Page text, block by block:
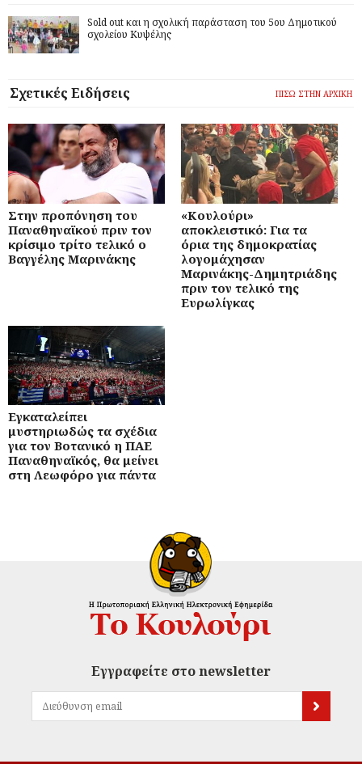
Sold out και η σχολική παράσταση του 5ου Δημοτικού
σχολείου Κυψέλης
Σχετικές Ειδήσεις ΠΙΣΩ ΣΤΗΝ ΑΡΧΙΚΗ
Στην προπόνηση του
Παναθηναϊκού πριν τον
κρίσιμο τρίτο τελικό ο
Βαγγέλης Μαρινάκης
«Κουλούρι»
αποκλειστικό: Για τα
όρια της δημοκρατίας
λογομάχησαν
Μαρινάκης-Δημητριάδης
πριν τον τελικό της
Ευρωλίγκας
Εγκαταλείπει
μυστηριωδώς τα σχέδια
για τον Βοτανικό η ΠΑΕ
Παναθηναϊκός, θα μείνει
στη Λεωφόρο για πάντα
Εγγραφείτε στο newsletter